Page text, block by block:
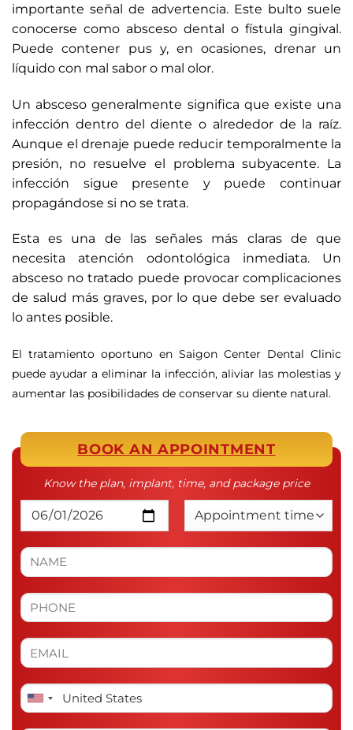
importante señal de advertencia. Este bulto suele
conocerse como absceso dental o fístula gingival.
Puede contener pus y, en ocasiones, drenar un
líquido con mal sabor o mal olor.
Un absceso generalmente significa que existe una
infección dentro del diente o alrededor de la raíz.
Aunque el drenaje puede reducir temporalmente la
presión, no resuelve el problema subyacente. La
infección sigue presente y puede continuar
propagándose si no se trata.
Esta es una de las señales más claras de que
necesita atención odontológica inmediata. Un
absceso no tratado puede provocar complicaciones
de salud más graves, por lo que debe ser evaluado
lo antes posible.
El tratamiento oportuno en Saigon Center Dental Clinic
puede ayudar a eliminar la infección, aliviar las molestias y
aumentar las posibilidades de conservar su diente natural.
BOOK AN APPOINTMENT
Know the plan, implant, time, and package price